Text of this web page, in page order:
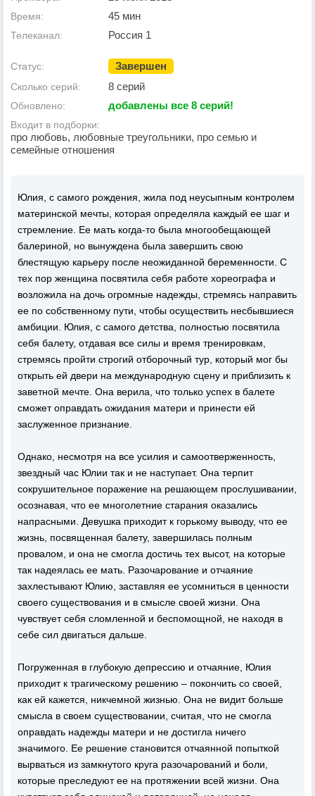
Время: 45 мин
Телеканал: Россия 1
Статус: Завершен
Сколько серий: 8 серий
Обновлено: добавлены все 8 серий!
Входит в подборки:
про любовь, любовные треугольники, про семью и
семейные отношения
Юлия, с самого рождения, жила под неусыпным контролем
материнской мечты, которая определяла каждый ее шаг и
стремление. Ее мать когда-то была многообещающей
балериной, но вынуждена была завершить свою
блестящую карьеру после неожиданной беременности. С
тех пор женщина посвятила себя работе хореографа и
возложила на дочь огромные надежды, стремясь направить
ее по собственному пути, чтобы осуществить несбывшиеся
амбиции. Юлия, с самого детства, полностью посвятила
себя балету, отдавая все силы и время тренировкам,
стремясь пройти строгий отборочный тур, который мог бы
открыть ей двери на международную сцену и приблизить к
заветной мечте. Она верила, что только успех в балете
сможет оправдать ожидания матери и принести ей
заслуженное признание.
Однако, несмотря на все усилия и самоотверженность,
звездный час Юлии так и не наступает. Она терпит
сокрушительное поражение на решающем прослушивании,
осознавая, что ее многолетние старания оказались
напрасными. Девушка приходит к горькому выводу, что ее
жизнь, посвященная балету, завершилась полным
провалом, и она не смогла достичь тех высот, на которые
так надеялась ее мать. Разочарование и отчаяние
захлестывают Юлию, заставляя ее усомниться в ценности
своего существования и в смысле своей жизни. Она
чувствует себя сломленной и беспомощной, не находя в
себе сил двигаться дальше.
Погруженная в глубокую депрессию и отчаяние, Юлия
приходит к трагическому решению – покончить со своей,
как ей кажется, никчемной жизнью. Она не видит больше
смысла в своем существовании, считая, что не смогла
оправдать надежды матери и не достигла ничего
значимого. Ее решение становится отчаянной попыткой
вырваться из замкнутого круга разочарований и боли,
которые преследуют ее на протяжении всей жизни. Она